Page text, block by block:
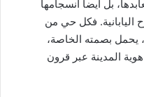
بل أيضاً انسجامها
اليابانية. فكل حي من
يحمل بصمته الخاصة،
المدينة عبر قرون